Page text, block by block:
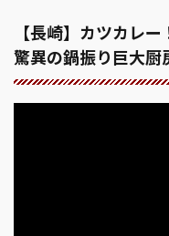
【長崎】カツカレ
驚異の鍋振り巨大厨